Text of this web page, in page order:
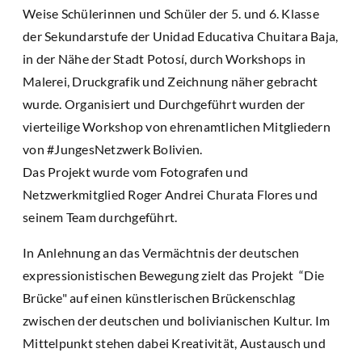
Weise Schülerinnen und Schüler der 5. und 6. Klasse
der Sekundarstufe der Unidad Educativa Chuitara Baja,
in der Nähe der Stadt Potosí, durch Workshops in
Malerei, Druckgrafik und Zeichnung näher gebracht
wurde. Organisiert und Durchgeführt wurden der
vierteilige Workshop von ehrenamtlichen Mitgliedern
von #JungesNetzwerk Bolivien.
Das Projekt wurde vom Fotografen und
Netzwerkmitglied Roger Andrei Churata Flores und
seinem Team durchgeführt.
In Anlehnung an das Vermächtnis der deutschen
expressionistischen Bewegung zielt das Projekt “Die
Brücke" auf einen künstlerischen Brückenschlag
zwischen der deutschen und bolivianischen Kultur. Im
Mittelpunkt stehen dabei Kreativität, Austausch und